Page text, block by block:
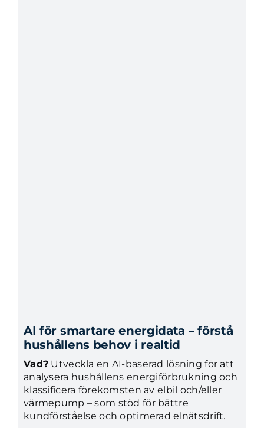
AI för smartare energidata – förstå
hushållens behov i realtid
Vad? Utveckla en AI-baserad lösning för att
analysera hushållens energiförbrukning och
klassificera förekomsten av elbil och/eller
värmepump – som stöd för bättre
kundförståelse och optimerad elnätsdrift.